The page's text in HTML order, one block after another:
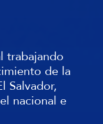
trabajando
de la
Salvador,
nacional e